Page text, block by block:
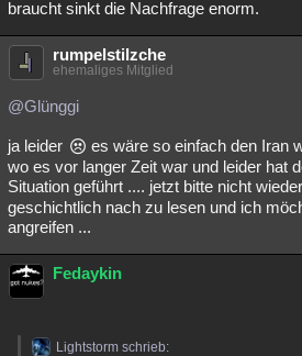
braucht sinkt die Nachfrage enorm.
rumpelstilzche
ehemaliges Mitglied
@Glünggi
ja leider
es wäre so einfach den Iran
wo es vor langer Zeit war und leider hat
Situation geführt .... jetzt bitte nicht
geschichtlich nach zu lesen und ich
angreifen ...
Fedaykin
Lightstorm schrieb: